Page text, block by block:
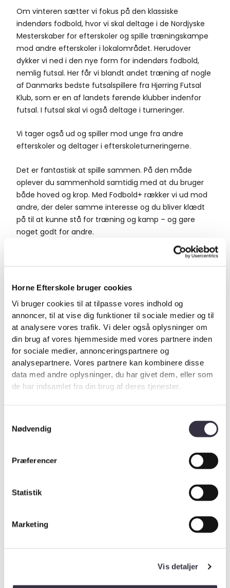
Horne Efterskole bruger cookies
Vi bruger cookies til at tilpasse vores indhold og
annoncer, til at vise dig funktioner til sociale medier og til
at analysere vores trafik. Vi deler også oplysninger om
din brug af vores hjemmeside med vores partnere inden
for sociale medier, annonceringspartnere og
analysepartnere. Vores partnere kan kombinere disse
data med andre oplysninger, du har givet dem, eller som
de har indsamlet fra din brug af deres tjenester.
Nødvendig
Præferencer
Statistik
Marketing
Vis detaljer
Om vinteren sætter vi fokus på den klassiske
indendørs fodbold, hvor vi skal deltage i de Nordjyske
Mesterskaber for efterskoler og spille træningskampe
mod andre efterskoler i lokalområdet. Herudover
dykker vi ned i den nye form for indendørs fodbold,
nemlig futsal. Her får vi blandt andet træning af nogle
af Danmarks bedste futsalspillere fra Hjørring Futsal
Klub, som er en af landets førende klubber indenfor
futsal. I futsal skal vi også deltage i turneringer.
Vi tager også ud og spiller mod unge fra andre
efterskoler og deltager i efterskoleturneringerne.
Det er fantastisk at spille sammen. På den måde
oplever du sammenhold samtidig med at du bruger
både hoved og krop. Med Fodbold+ rækker vi ud mod
andre, der deler samme interesse og du bliver klædt
på til at kunne stå for træning og kamp – og gøre
noget godt for andre.